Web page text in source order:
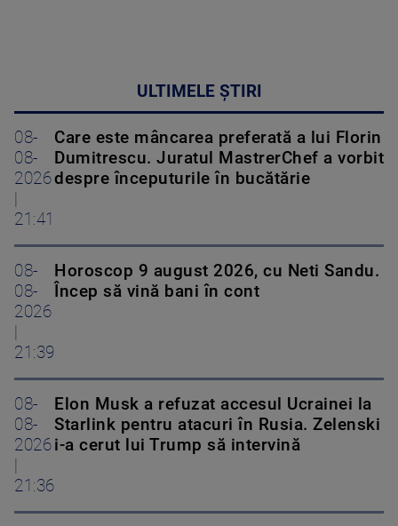
ULTIMELE ȘTIRI
08-
08-
2026
|
21:41
Care este mâncarea preferată a lui Florin
Dumitrescu. Juratul MastrerChef a vorbit
despre începuturile în bucătărie
08-
08-
2026
|
21:39
Horoscop 9 august 2026, cu Neti Sandu.
Încep să vină bani în cont
08-
08-
2026
|
21:36
Elon Musk a refuzat accesul Ucrainei la
Starlink pentru atacuri în Rusia. Zelenski
i-a cerut lui Trump să intervină